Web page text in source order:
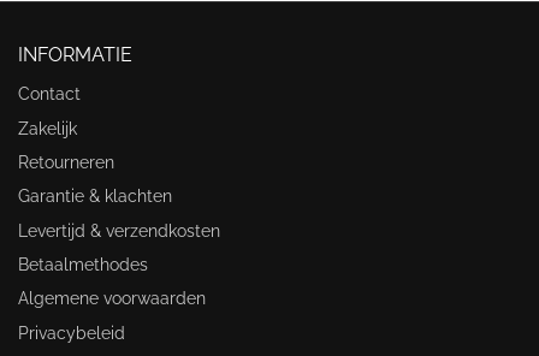
INFORMATIE
Contact
Zakelijk
Retourneren
Garantie & klachten
Levertijd & verzendkosten
Betaalmethodes
Algemene voorwaarden
Privacybeleid